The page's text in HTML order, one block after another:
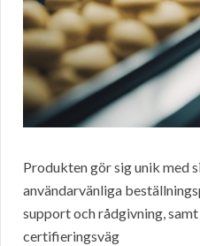
Produkten gör sig unik med
användarvänliga
support och rådgivning,
certifieringsväg